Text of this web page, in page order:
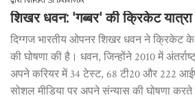
शिखर धवन: 'गब्बर' की क्रिकेट
दिग्गज भारतीय ओपनर शिखर धवन ने क्रिकेट
की घोषणा की है। धवन, जिन्होंने 2010 में
अपने करियर में 34 टेस्ट, 68 टी20 और 222
सोशल मीडिया पर अपने संन्यास की घोषणा करते